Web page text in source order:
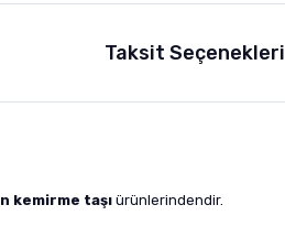
Taksit Seçenekleri
kemirme taşı ürünlerindendir.